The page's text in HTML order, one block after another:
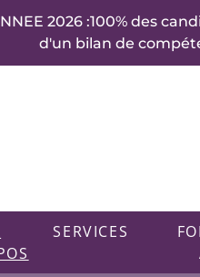
2026 :100% des
d'un bilan de
SERVICES